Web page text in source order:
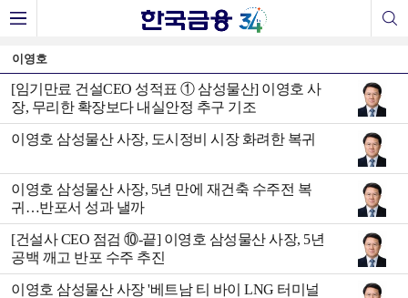
이영호
[임기만료 건설CEO 성적표 ① 삼성물산] 이영호 사
장, 무리한 확장보다 내실안정 추구 기조
이영호 삼성물산 사장, 도시정비 시장 화려한 복귀
이영호 삼성물산 사장, 5년 만에 재건축 수주전 복
귀…반포서 성과 낼까
[건설사 CEO 점검 ⑩-끝] 이영호 삼성물산 사장, 5년
공백 깨고 반포 수주 추진
이영호 삼성물산 사장 '베트남 티 바이 LNG 터미널